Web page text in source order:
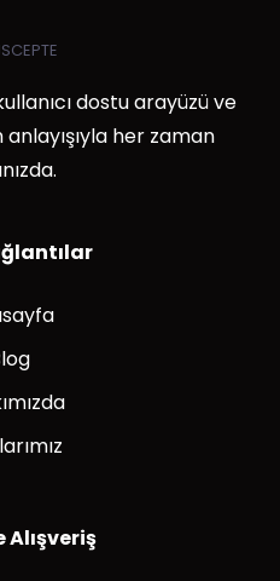
dostu arayüzü ve
her zaman
Alışveriş